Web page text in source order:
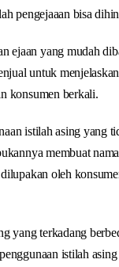
pengejaaan bisa
ejaan yang mudah
untuk
konsumen berkali.
istilah asing yang
membuat
oleh
yang terkadang
istilah